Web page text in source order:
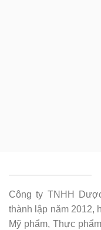
Công ty TNHH
thành lập năm 2012,
Mỹ phẩm, Thực